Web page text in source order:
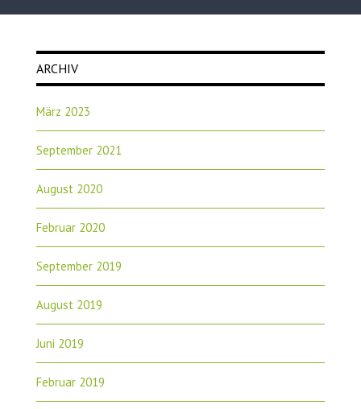
ARCHIV
März 2023
September 2021
August 2020
Februar 2020
September 2019
August 2019
Juni 2019
Februar 2019